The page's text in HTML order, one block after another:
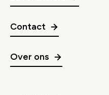
Contact
Over ons